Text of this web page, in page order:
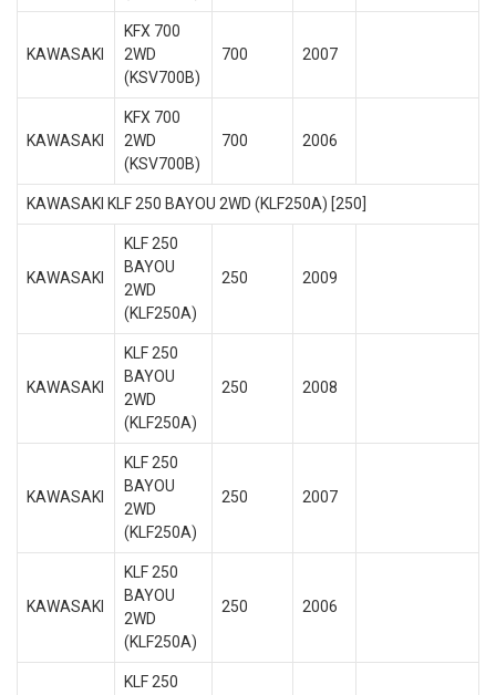
KAWASAKI
KFX 700
2WD
(KSV700B)
700 2007
KAWASAKI
KFX 700
2WD
(KSV700B)
700 2006
KAWASAKI KLF 250 BAYOU 2WD (KLF250A) [250]
KAWASAKI
KLF 250
BAYOU
2WD
(KLF250A)
250 2009
KAWASAKI
KLF 250
BAYOU
2WD
(KLF250A)
250 2008
KAWASAKI
KLF 250
BAYOU
2WD
(KLF250A)
250 2007
KAWASAKI
KLF 250
BAYOU
2WD
(KLF250A)
250 2006
KLF 250